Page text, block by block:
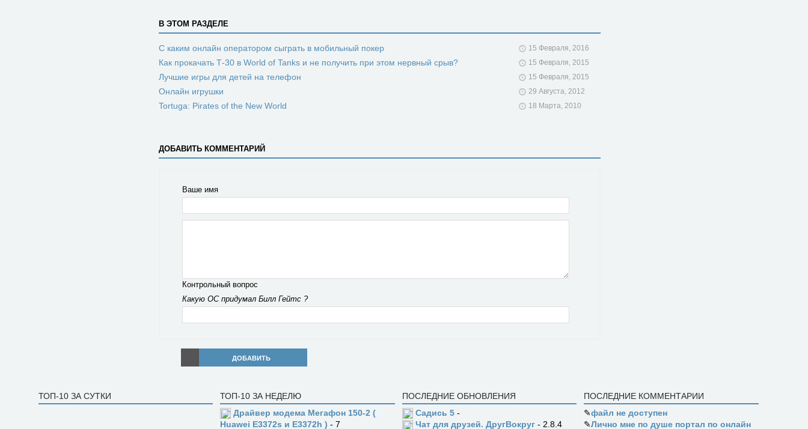
В ЭТОМ РАЗДЕЛЕ
С каким онлайн оператором сыграть в мобильный покер 15 Февраля, 2016
Как прокачать Т-30 в World of Tanks и не получить при этом нервный срыв? 15 Февраля, 2015
Лучшие игры для детей на телефон 15 Февраля, 2015
Онлайн игрушки 29 Августа, 2012
Tortuga: Pirates of the New World 18 Марта, 2010
ДОБАВИТЬ КОММЕНТАРИЙ
Ваше имя
Контрольный вопрос
Какую ОС придумал Билл Гейтс ?
ДОБАВИТЬ
ТОП-10 ЗА СУТКИ
ТОП-10 ЗА НЕДЕЛЮ
Драйвер модема Мегафон 150-2 (
Huawei E3372s и E3372h ) - 7
ПОСЛЕДНИЕ ОБНОВЛЕНИЯ
Садись 5-
Чат для друзей. ДругВокруг- 2.8.4
ПОСЛЕДНИЕ КОММЕНТАРИИ
✎файл не доступен
✎Лично мне по душе портал по онлайн